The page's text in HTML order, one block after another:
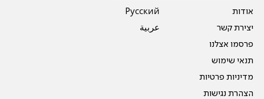
אודות
יצירת קשר
פרסמו אצלנו
תנאי שימוש
מדיניות פרטיות
הצהרת נגישות
Pусский
عربية